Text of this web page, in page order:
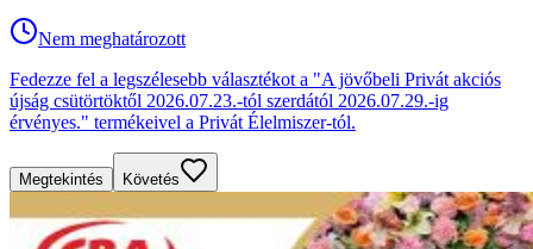
Nem meghatározott
Fedezze fel a legszélesebb választékot a "A jövőbeli Privát akciós
újság csütörtöktől 2026.07.23.-tól szerdától 2026.07.29.-ig
érvényes." termékeivel a Privát Élelmiszer-tól.
Megtekintés Követés